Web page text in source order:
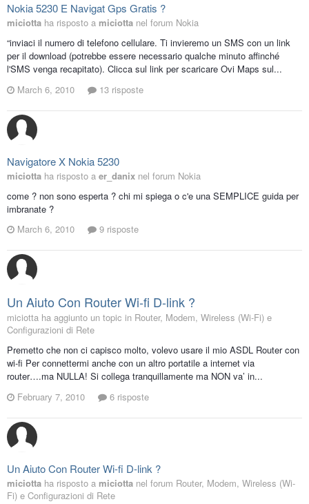
Nokia 5230 E Navigat Gps Gratis ?
miciotta ha risposto a miciotta nel forum Nokia
“inviaci il numero di telefono cellulare. Ti invieremo un SMS con un link
per il download (potrebbe essere necessario qualche minuto affinché
l'SMS venga recapitato). Clicca sul link per scaricare Ovi Maps sul...
March 6, 2010
13 risposte
Navigatore X Nokia 5230
miciotta ha risposto a er_danix nel forum Nokia
come ? non sono esperta ? chi mi spiega o c'e una SEMPLICE guida per
imbranate ?
March 6, 2010
9 risposte
Un Aiuto Con Router Wi-fi D-link ?
miciotta ha aggiunto un topic in Router, Modem, Wireless (Wi-Fi) e
Configurazioni di Rete
Premetto che non ci capisco molto, volevo usare il mio ASDL Router con
wi-fi Per connettermi anche con un altro portatile a internet via
router….ma NULLA! Si collega tranquillamente ma NON va’ in...
February 7, 2010
6 risposte
Un Aiuto Con Router Wi-fi D-link ?
miciotta ha risposto a miciotta nel forum Router, Modem, Wireless (Wi-
Fi) e Configurazioni di Rete